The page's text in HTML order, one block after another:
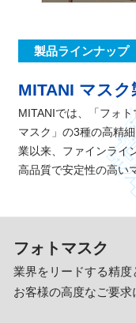
製品ラインナップ
MITANI マス
MITANIでは、「フォ
マスク」の3種の高精
業以来、ファインライ
高品質で安定性の高い
フォトマスク
業界をリードする精度
お客様の高度なご要求